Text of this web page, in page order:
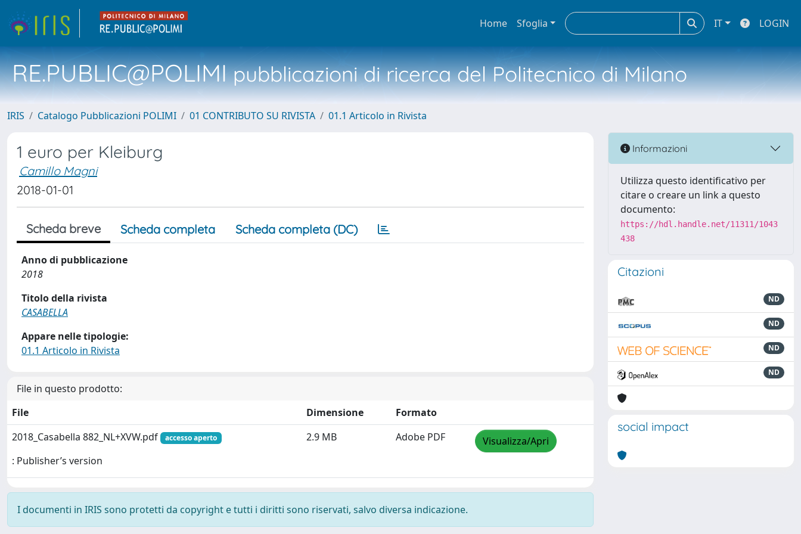
Home Sfoglia IT LOGIN
RE.PUBLIC@POLIMIpubblicazioni di ricerca del Politecnico di Milano
IRIS Catalogo Pubblicazioni POLIMI 01 CONTRIBUTO SU RIVISTA 01.1 Articolo in Rivista
1 euro per Kleiburg
Camillo Magni
2018-01-01
Scheda breve Scheda completa Scheda completa (DC)
Anno di pubblicazione
2018
Titolo della rivista
CASABELLA
Appare nelle tipologie:
01.1 Articolo in Rivista
File in questo prodotto:
File
Dimensione
Formato
2018_Casabella 882_NL+XVW.pdf
accesso aperto
: Publisher’s version
2.9 MB Adobe PDF Visualizza/Apri
I documenti in IRIS sono protetti da copyright e tutti i diritti sono riservati, salvo diversa indicazione.
Informazioni
Utilizza questo identificativo per
citare o creare un link a questo
documento:
https://hdl.handle.net/11311/1043
438
Citazioni
ND
ND
ND
ND
social impact